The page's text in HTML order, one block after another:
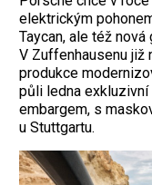
elektrickým
Taycan, ale též nová
V Zuffenhausenu již
produkce
půli ledna
embargem, s
u Stuttgartu.